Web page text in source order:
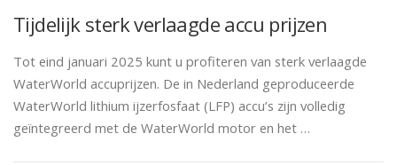
Tijdelijk sterk verlaagde accu prijzen
Tot eind januari 2025 kunt u profiteren van sterk verlaagde
WaterWorld accuprijzen. De in Nederland geproduceerde
WaterWorld lithium ijzerfosfaat (LFP) accu’s zijn volledig
geïntegreerd met de WaterWorld motor en het …